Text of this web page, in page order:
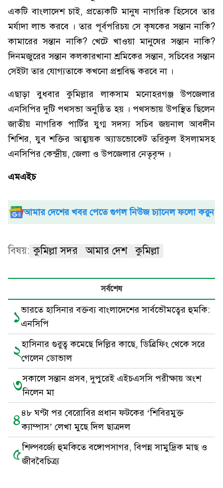
একটি বাংলাদেশ চাই, প্রত্যেকটি মানুষ নাগরিক হিসেবে তার
মর্যাদা লাভ করবে । তার পূর্বপরিচয় সে কৃষকের সন্তান নাকি?
কামারের সন্তান নাকি? খেটে খাওয়া মানুষের সন্তান নাকি?
দিনমজুরের সন্তান কলকারখানা শ্রমিকের সন্তান, সচিবের সন্তান
সেইটা তার যোগ্যতাকে কখনো প্রশ্নবিদ্ধ করবে না ।
এছাড়া বুধবার কুমিল্লার লাকসাম মনোহরগঞ্জ উপজেলার
এনসিপির দুটি পথসভা অনুষ্ঠিত হয় । পথসভায় উপস্থিত ছিলেন
জাতীয় নাগরিক পার্টির যুগ্ম সদস্য সচিব জয়নাল আবদীন
শিশির, যুব শক্তির আহ্বায়ক অ্যাডভোকেট তরিকুল ইসলামসহ
এনসিপির কেন্দ্রীয়, জেলা ও উপজেলার নেতৃবৃন্দ ।‌
এমএইচ
আমার দেশের খবর পেতে গুগল নিউজ চ্যানেল ফলো করুন
বিষয়: কুমিল্লা সদর আমার দেশ কুমিল্লা
সর্বশেষ
১ভারতে হাসিনার বক্তব্য বাংলাদেশের সার্বভৌমত্বের হুমকি:
এনসিপি
২হাসিনার গুরুত্ব কমেছে দিল্লির কাছে, ডিব্রিফিং থেকে সরে
গেলেন ডোভাল
৩সকালে সন্তান প্রসব, দুপুরেই এইচএসসি পরীক্ষায় অংশ
নিলেন মা
৪৪৮ ঘণ্টা পর বেরোবির প্রধান ফটকের ‘শিবিরমুক্ত
ক্যাম্পাস’ লেখা মুছে দিল ছাত্রদল
৫শিল্পবর্জ্যে হুমকিতে বঙ্গোপসাগর, বিপন্ন সামুদ্রিক মাছ ও
জীববৈচিত্র্য